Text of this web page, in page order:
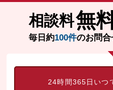
相談料無
毎日約100件のお問合
24時間365日いつ